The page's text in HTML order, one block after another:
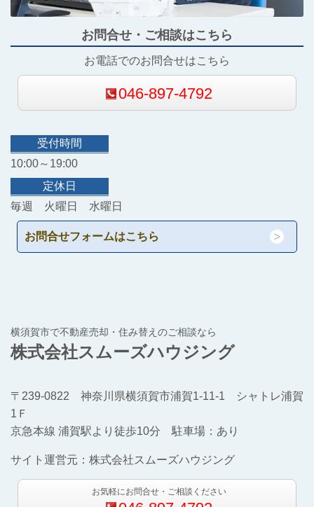
お問合せ・ご相談はこちら
お電話でのお問合せはこちら
046-897-4792
受付時間
10:00～19:00
定休日
毎週 火曜日 水曜日
お問合せフォームはこちら
横須賀市で不動産売却・住み替えのご相談なら
株式会社スムーズハウジング
〒239-0822 神奈川県横須賀市浦賀1-11-1 シャトレ浦賀
1Ｆ
京急本線 浦賀駅より徒歩10分 駐車場：あり
サイト運営元：株式会社スムーズハウジング
お気軽にお問合せ・ご相談ください